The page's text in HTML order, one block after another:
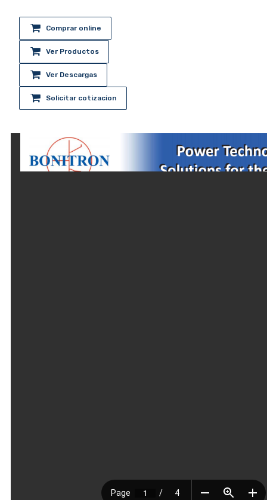
Comprar online
Ver Productos
Ver Descargas
Solicitar cotizacion